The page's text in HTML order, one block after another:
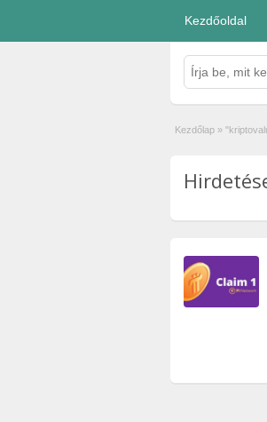
Kezdőoldal
Kezdőlap »